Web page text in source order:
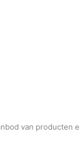
van producten